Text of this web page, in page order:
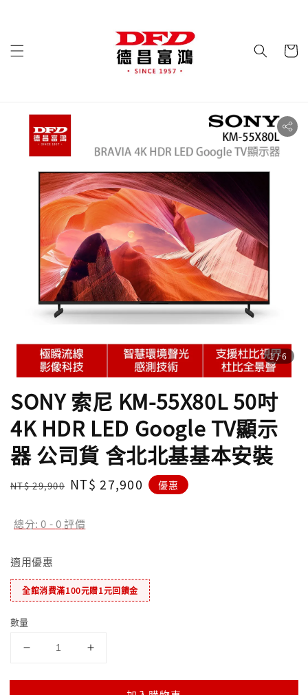
1/6
SONY 索尼 KM-55X80L 50吋
4K HDR LED Google TV顯示
器 公司貨 含北北基基本安裝
Regular
NT$ 29,900 Sale
NT$ 27,900 優惠
總分:0 -0評價
適用優惠
全館消費滿100元贈1元回饋金
數量